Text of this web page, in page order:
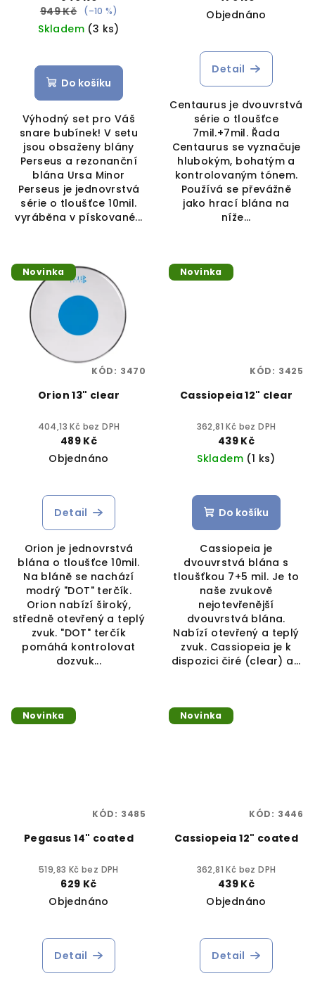
949 Kč
(–10 %)
Skladem (3 ks)
Do košíku
Výhodný set pro Váš
snare bubínek! V setu
jsou obsaženy blány
Perseus a rezonanční
blána Ursa Minor
Perseus je jednovrstvá
série o tloušťce 10mil.
vyráběna v pískované...
Objednáno
Detail
Centaurus je dvouvrstvá
série o tloušťce
7mil.+7mil. Řada
Centaurus se vyznačuje
hlubokým, bohatým a
kontrolovaným tónem.
Používá se převážně
jako hrací blána na
níže...
Novinka
Orion 13" clear
404,13 Kč bez DPH
489 Kč
Objednáno
Detail
Orion je jednovrstvá
blána o tloušťce 10mil.
Na bláně se nachází
modrý "DOT" terčík.
Orion nabízí široký,
středně otevřený a teplý
zvuk. "DOT" terčík
pomáhá kontrolovat
dozvuk...
KÓD: 3470
Novinka
Cassiopeia 12" clear
362,81 Kč bez DPH
439 Kč
Skladem (1 ks)
Do košíku
Cassiopeia je
dvouvrstvá blána s
tloušťkou 7+5 mil. Je to
naše zvukově
nejotevřenější
dvouvrstvá blána.
Nabízí otevřený a teplý
zvuk. Cassiopeia je k
dispozici čiré (clear) a...
KÓD: 3425
Novinka
Pegasus 14" coated
519,83 Kč bez DPH
629 Kč
Objednáno
Detail
KÓD: 3485
Novinka
Cassiopeia 12" coated
362,81 Kč bez DPH
439 Kč
Objednáno
Detail
KÓD: 3446